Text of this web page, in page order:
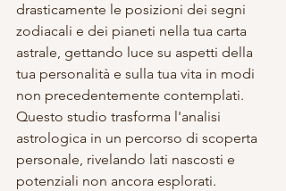
drasticamente le posizioni dei segni
zodiacali e dei pianeti nella tua carta
astrale, gettando luce su aspetti della
tua personalità e sulla tua vita in modi
non precedentemente contemplati.
Questo studio trasforma l'analisi
astrologica in un percorso di scoperta
personale, rivelando lati nascosti e
potenziali non ancora esplorati.